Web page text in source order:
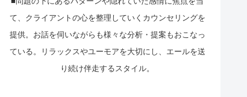
て、クライアントの心を整理していくカウンセリングを
提供。お話を伺いながらも様々な分析・提案もおこなっ
ている。リラックスやユーモアを大切にし、エールを送
り続け伴走するスタイル。